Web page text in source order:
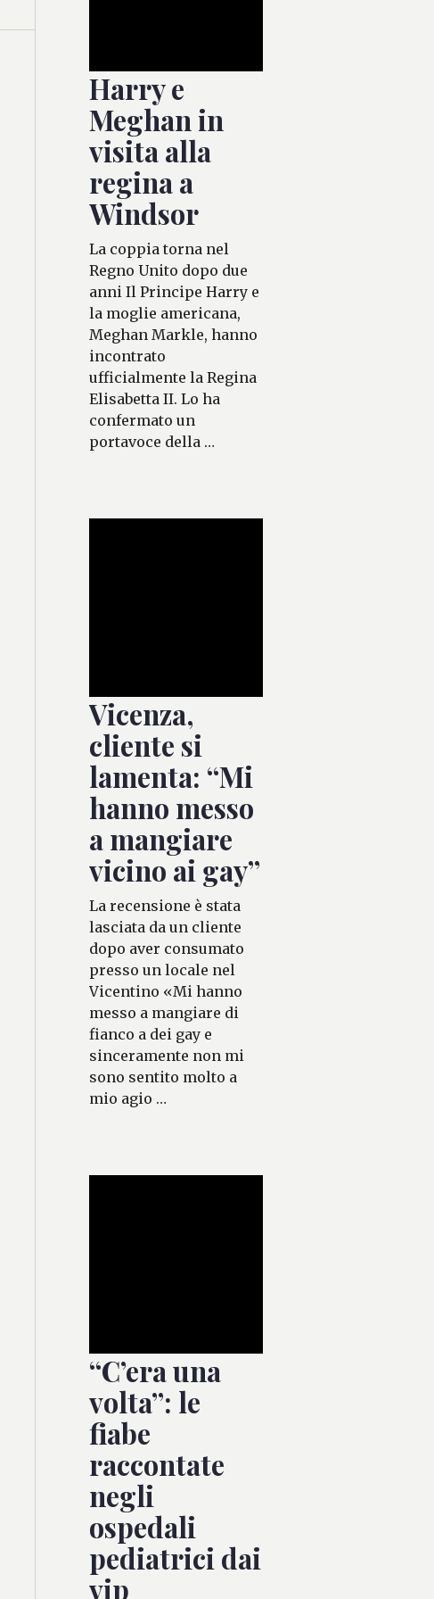
Harry e
Meghan in
visita alla
regina a
Windsor
La coppia torna nel
Regno Unito dopo due
anni Il Principe Harry e
la moglie americana,
Meghan Markle, hanno
incontrato
ufficialmente la Regina
Elisabetta II. Lo ha
confermato un
portavoce della …
Vicenza,
cliente si
lamenta: “Mi
hanno messo
a mangiare
vicino ai gay”
La recensione è stata
lasciata da un cliente
dopo aver consumato
presso un locale nel
Vicentino «Mi hanno
messo a mangiare di
fianco a dei gay e
sinceramente non mi
sono sentito molto a
mio agio …
“C’era una
volta”: le
fiabe
raccontate
negli
ospedali
pediatrici dai
vip